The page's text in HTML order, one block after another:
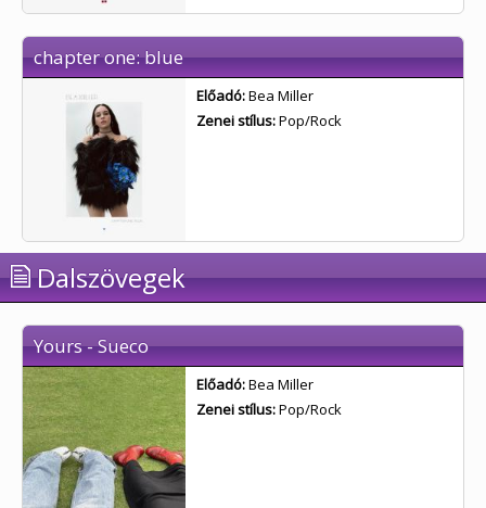
chapter one: blue
Előadó:Bea Miller
Zenei stílus:Pop/Rock
Dalszövegek
Yours - Sueco
Előadó:Bea Miller
Zenei stílus:Pop/Rock